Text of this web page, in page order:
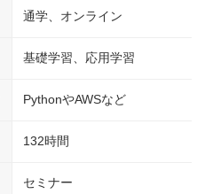
通学、オンライン
基礎学習、応用学習
PythonやAWSなど
132時間
セミナー